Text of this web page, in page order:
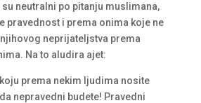
neutralni po pitanju muslimana,
pravednost i prema onima koje ne
neprijateljstva prema
Na to aludira ajet:
prema nekim ljudima nosite
nepravedni budete! Pravedni